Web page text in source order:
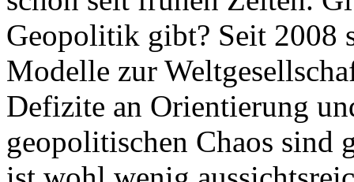
Geopolitik gibt? Seit 2008
Modelle zur
Defizite an Orientierung
geopolitischen Chaos sind